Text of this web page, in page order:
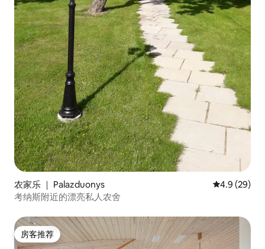
农家乐 ｜ Palazduonys 平均评分
4.9 (29)
考纳斯附近的漂亮私人农舍
房客推荐
房客推荐